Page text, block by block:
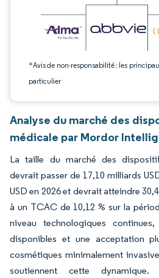
*Avis de non-responsabilité : les
particulier
Analyse du marché des
médicale par Mordor
La taille du marché des
devrait passer de 17,10 milliards
USD en 2026 et devrait atteindre
à un TCAC de 10,12 % sur la
niveau technologiques
disponibles et une acceptation
cosmétiques minimalement
soutiennent cette